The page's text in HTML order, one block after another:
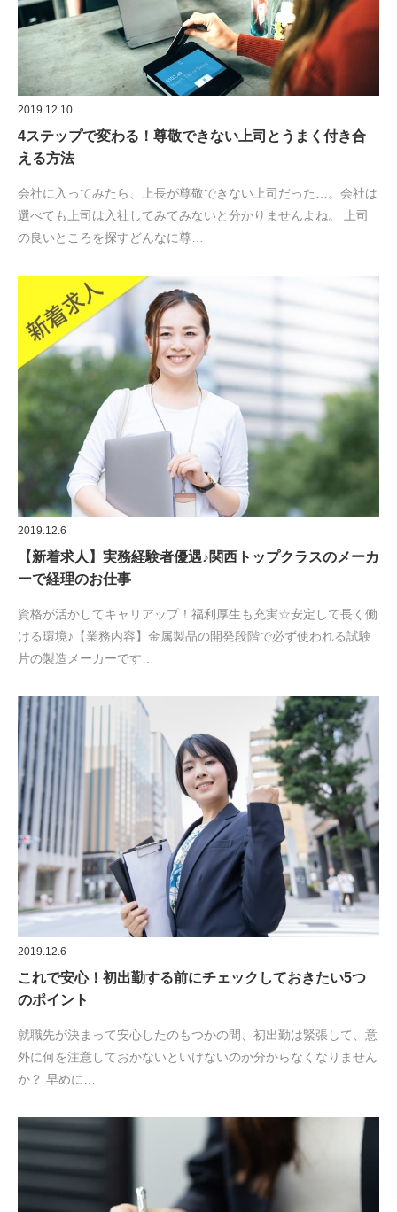
2019.12.10
4ステップで変わる！尊敬できない上司とうまく付き合
える方法
会社に入ってみたら、上長が尊敬できない上司だった…。会社は
選べても上司は入社してみてみないと分かりませんよね。 上司
の良いところを探すどんなに尊…
2019.12.6
【新着求人】実務経験者優遇♪関西トップクラスのメーカ
ーで経理のお仕事
資格が活かしてキャリアップ！福利厚生も充実☆安定して長く働
ける環境♪【業務内容】金属製品の開発段階で必ず使われる試験
片の製造メーカーです…
2019.12.6
これで安心！初出勤する前にチェックしておきたい5つ
のポイント
就職先が決まって安心したのもつかの間、初出勤は緊張して、意
外に何を注意しておかないといけないのか分からなくなりません
か？ 早めに…